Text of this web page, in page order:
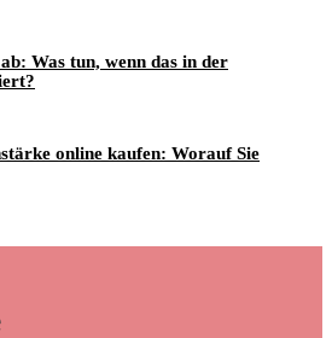
Was tun, wenn das in der
online kaufen: Worauf Sie